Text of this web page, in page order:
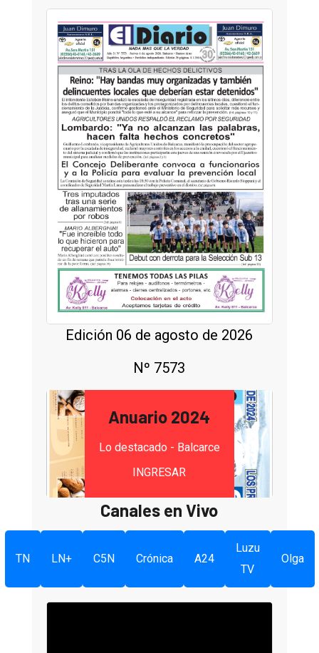
Edición 06 de agosto de 2026
Nº 7573
Anuario 2024
Lo destacado - Balcarce
INGRESAR
Canales en Vivo
TN LN+ C5N Crónica A24
Luzu
TV
Olga